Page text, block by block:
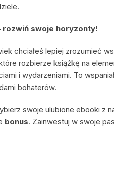
rozwiń swoje horyzonty!
chciałeś lepiej zrozumieć
rozbierze książkę na
i wydarzeniami. To
bohaterów.
swoje ulubione ebooki z
bonus. Zainwestuj w swoje